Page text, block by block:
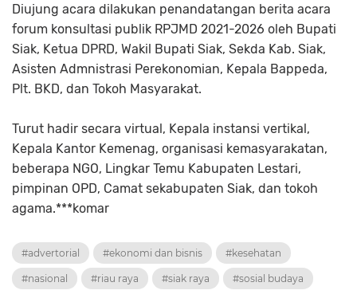
Diujung acara dilakukan penandatangan berita acara
forum konsultasi publik RPJMD 2021-2026 oleh Bupati
Siak, Ketua DPRD, Wakil Bupati Siak, Sekda Kab. Siak,
Asisten Admnistrasi Perekonomian, Kepala Bappeda,
Plt. BKD, dan Tokoh Masyarakat.
Turut hadir secara virtual, Kepala instansi vertikal,
Kepala Kantor Kemenag, organisasi kemasyarakatan,
beberapa NGO, Lingkar Temu Kabupaten Lestari,
pimpinan OPD, Camat sekabupaten Siak, dan tokoh
agama.***komar
#advertorial #ekonomi dan bisnis #kesehatan
#nasional #riau raya #siak raya #sosial budaya